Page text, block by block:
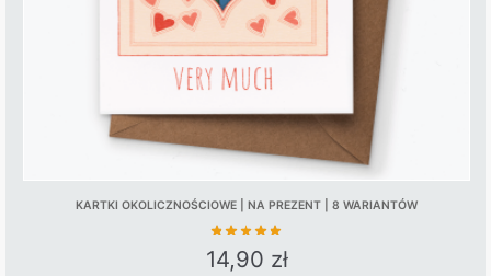
KARTKI OKOLICZNOŚCIOWE | NA PREZENT | 8 WARIANTÓW
14,90 zł